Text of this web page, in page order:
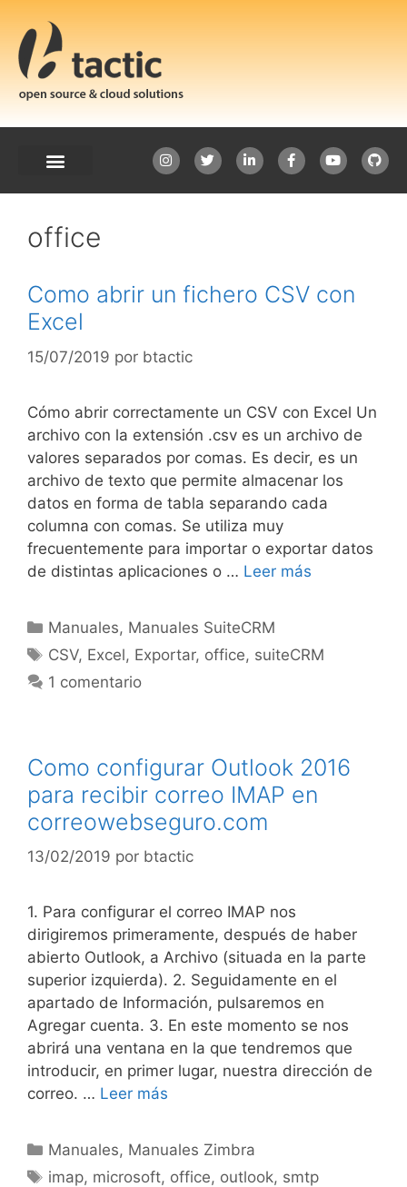
office
Como abrir un fichero CSV con
Excel
15/07/2019 por btactic
Cómo abrir correctamente un CSV con Excel Un
archivo con la extensión .csv es un archivo de
valores separados por comas. Es decir, es un
archivo de texto que permite almacenar los
datos en forma de tabla separando cada
columna con comas. Se utiliza muy
frecuentemente para importar o exportar datos
de distintas aplicaciones o … Leer más
Manuales, Manuales SuiteCRM
CSV, Excel, Exportar, office, suiteCRM
1 comentario
Como configurar Outlook 2016
para recibir correo IMAP en
correowebseguro.com
13/02/2019 por btactic
1. Para configurar el correo IMAP nos
dirigiremos primeramente, después de haber
abierto Outlook, a Archivo (situada en la parte
superior izquierda). 2. Seguidamente en el
apartado de Información, pulsaremos en
Agregar cuenta. 3. En este momento se nos
abrirá una ventana en la que tendremos que
introducir, en primer lugar, nuestra dirección de
correo. … Leer más
Manuales, Manuales Zimbra
imap, microsoft, office, outlook, smtp